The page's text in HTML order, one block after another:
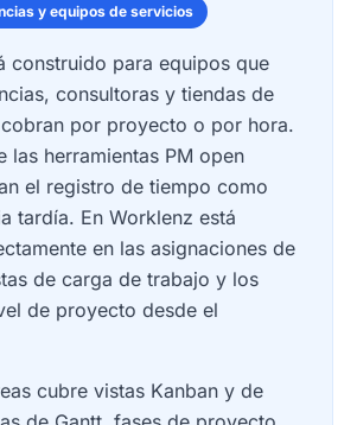
y equipos de servicios
construido para equipos que
consultoras y tiendas de
por proyecto o por hora.
las herramientas PM open
el registro de tiempo como
tardía. En Worklenz está
en las asignaciones de
de carga de trabajo y los
de proyecto desde el
cubre vistas Kanban y de